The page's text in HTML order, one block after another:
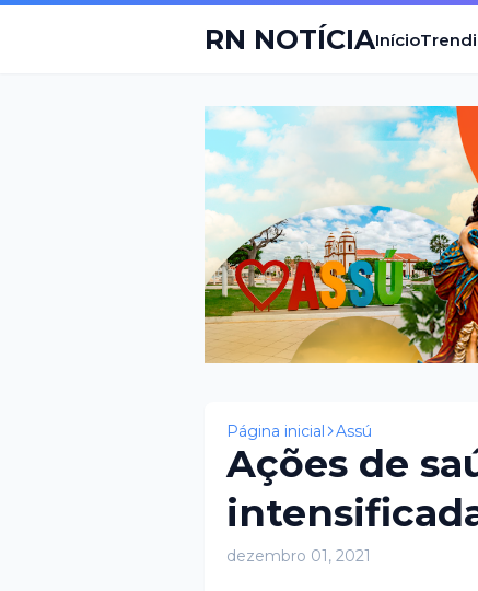
RN NOTÍCIAInício
Página inicial Assú
Ações de
dezembro 01, 2021